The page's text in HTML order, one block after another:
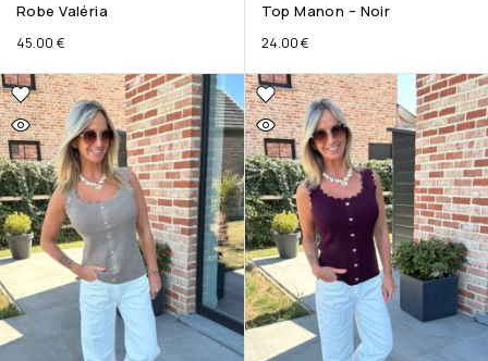
Robe Valéria
45.00 €
Top Manon – Noir
24.00€